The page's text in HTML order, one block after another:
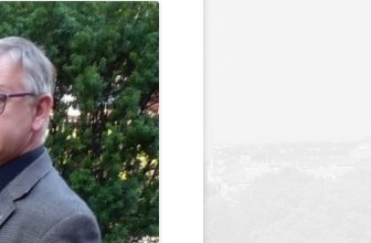
1999 – 2004
okazji 80-lecia
okazji 85-lecia
okazji 99-lecia
1930 roku